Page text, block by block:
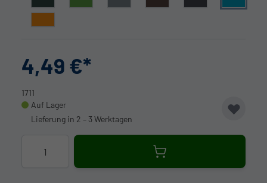
4,49 €
1711
Auf Lager
Lieferung in 2 – 3 Werktagen